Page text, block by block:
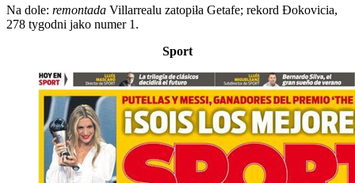
Na dole: remontada Villarrealu zatopiła Getafe; rekord Đokovicia,
278 tygodni jako numer 1.
Sport